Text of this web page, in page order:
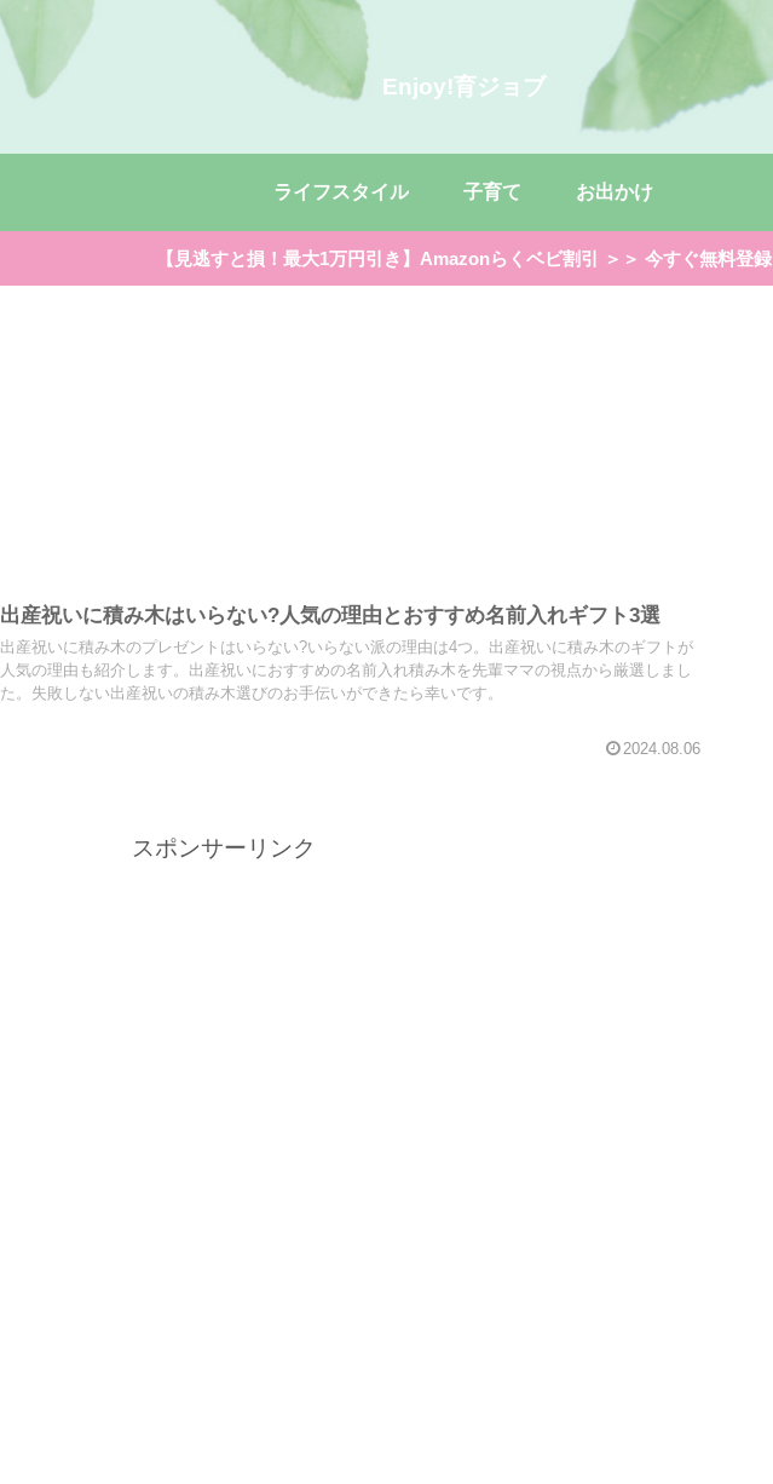
Enjoy!育ジョブ
ライフスタイル 子育て お出かけ
【見逃すと損！最大1万円引き】Amazonらくベビ割引 ＞＞ 今すぐ無料登録
出産祝いに積み木はいらない?人気の理由とおすすめ名前入れギフト3選
出産祝いに積み木のプレゼントはいらない?いらない派の理由は4つ。出産祝いに積み木のギフトが
人気の理由も紹介します。出産祝いにおすすめの名前入れ積み木を先輩ママの視点から厳選しまし
た。失敗しない出産祝いの積み木選びのお手伝いができたら幸いです。
2024.08.06
スポンサーリンク